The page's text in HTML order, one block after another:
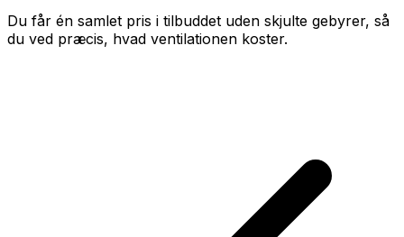
Du får én samlet pris i tilbuddet uden skjulte gebyrer, så
du ved præcis, hvad ventilationen koster.